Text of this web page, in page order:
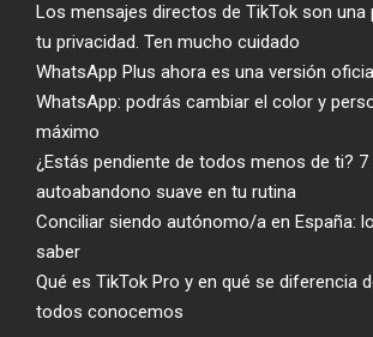
Los mensajes directos de TikTok son una
tu privacidad. Ten mucho cuidado
WhatsApp Plus ahora es una versión
WhatsApp: podrás cambiar el color y
máximo
¿Estás pendiente de todos menos de ti? 7
autoabandono suave en tu rutina
Conciliar siendo autónomo/a en España:
saber
Qué es TikTok Pro y en qué se diferencia
todos conocemos